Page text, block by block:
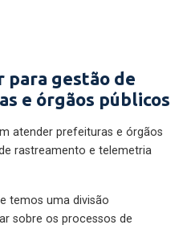
para gestão de
e órgãos públicos
atender prefeituras e órgãos
rastreamento e telemetria
temos uma divisão
sobre os processos de